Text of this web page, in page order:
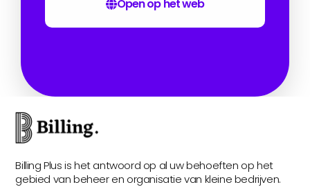
Open op het web
Billing Plus is het antwoord op al uw behoeften op het
gebied van beheer en organisatie van kleine bedrijven.